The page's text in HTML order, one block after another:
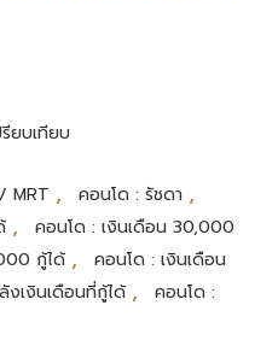
รียบเทียบ
MRT , คอนโด : รัชดา ,
,
คอนโด : เงินเดือน 30,000
กู้ได้ ,
คอนโด : เงินเดือน
งเงินเดือนที่กู้ได้ ,
คอนโด :